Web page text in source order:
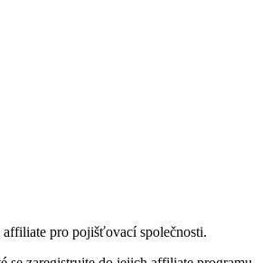
pro pojišťovací společnosti.